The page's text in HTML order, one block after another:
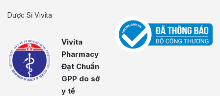
Dược Sĩ Vivita
Vivita
Pharmacy
Đạt Chuẩn
GPP do sở
y tế